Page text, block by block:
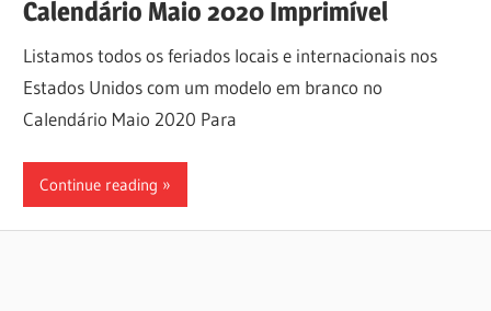
Calendário Maio 2020 Imprimível
Listamos todos os feriados locais e internacionais nos
Estados Unidos com um modelo em branco no
Calendário Maio 2020 Para
Continue reading